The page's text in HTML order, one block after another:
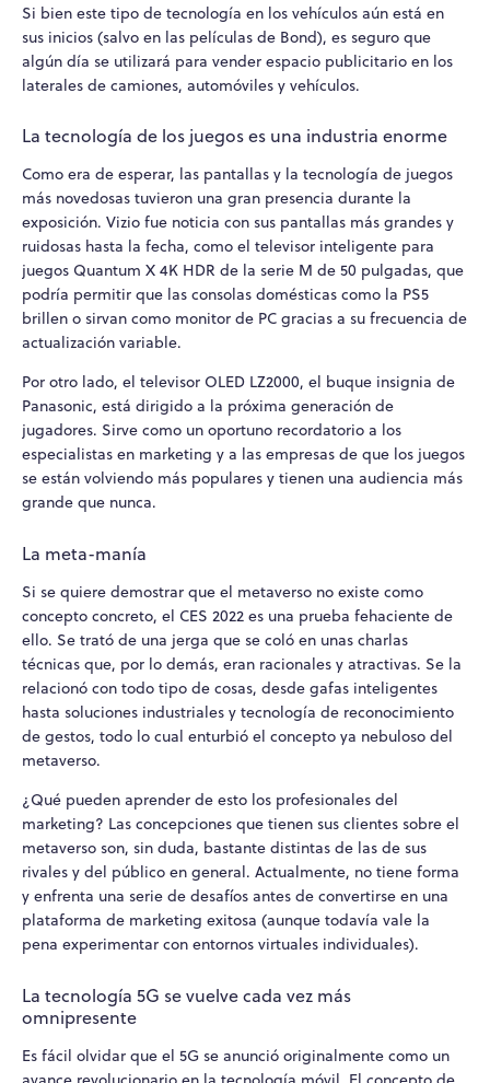
Si bien este tipo de tecnología en los vehículos aún está en
sus inicios (salvo en las películas de Bond), es seguro que
algún día se utilizará para vender espacio publicitario en los
laterales de camiones, automóviles y vehículos.
La tecnología de los juegos es una industria enorme
Como era de esperar, las pantallas y la tecnología de juegos
más novedosas tuvieron una gran presencia durante la
exposición. Vizio fue noticia con sus pantallas más grandes y
ruidosas hasta la fecha, como el televisor inteligente para
juegos Quantum X 4K HDR de la serie M de 50 pulgadas, que
podría permitir que las consolas domésticas como la PS5
brillen o sirvan como monitor de PC gracias a su frecuencia de
actualización variable.
Por otro lado, el televisor OLED LZ2000, el buque insignia de
Panasonic, está dirigido a la próxima generación de
jugadores. Sirve como un oportuno recordatorio a los
especialistas en marketing y a las empresas de que los juegos
se están volviendo más populares y tienen una audiencia más
grande que nunca.
La meta-manía
Si se quiere demostrar que el metaverso no existe como
concepto concreto, el CES 2022 es una prueba fehaciente de
ello. Se trató de una jerga que se coló en unas charlas
técnicas que, por lo demás, eran racionales y atractivas. Se la
relacionó con todo tipo de cosas, desde gafas inteligentes
hasta soluciones industriales y tecnología de reconocimiento
de gestos, todo lo cual enturbió el concepto ya nebuloso del
metaverso.
¿Qué pueden aprender de esto los profesionales del
marketing? Las concepciones que tienen sus clientes sobre el
metaverso son, sin duda, bastante distintas de las de sus
rivales y del público en general. Actualmente, no tiene forma
y enfrenta una serie de desafíos antes de convertirse en una
plataforma de marketing exitosa (aunque todavía vale la
pena experimentar con entornos virtuales individuales).
La tecnología 5G se vuelve cada vez más
omnipresente
Es fácil olvidar que el 5G se anunció originalmente como un